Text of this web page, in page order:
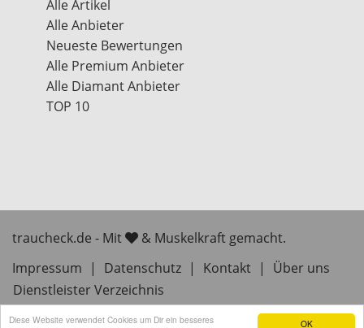
OK
Diese Website verwendet Cookies um Dir ein besseres
Alle Artikel
Alle Anbieter
Neueste Bewertungen
Alle Premium Anbieter
Alle Diamant Anbieter
TOP 10
traucheck.de - Mit
& Muskelkraft gemacht.
Impressum
| Datenschutz | Kontakt |
Über uns
Dienstleister Verzeichnis